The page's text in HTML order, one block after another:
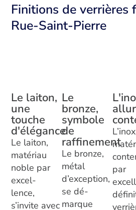
Finitions de verrières
Rue-Saint-Pierre
Le laiton,
une
touche
d'élégance
Le laiton,
matériau
noble par
excel-
lence,
s’invite avec
Le
bronze,
symbole
de
raffinement
Le bronze,
métal
d’exception,
se dé-
marque
par